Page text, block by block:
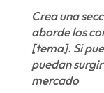
Crea una
aborde los
[tema]. Si
puedan
mercado